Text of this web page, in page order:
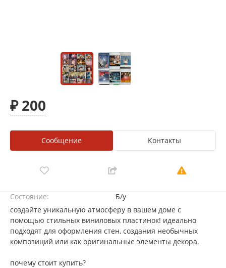
₽ 200
Сообщение Контакты
Состояние:
Б/у
создайте уникальную атмосферу в вашем доме с
помощью стильных виниловых пластинок! идеально
подходят для оформления стен, создания необычных
композиций или как оригинальные элементы декора.
почему стоит купить?